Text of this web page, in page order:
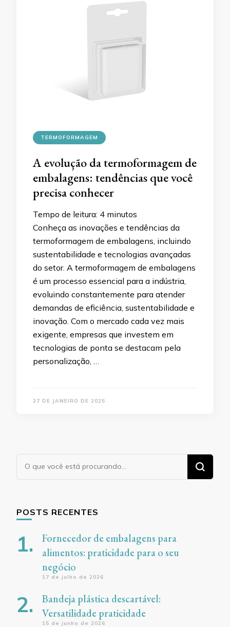
TERMOFORMAGEM
A evolução da termoformagem de
embalagens: tendências que você
precisa conhecer
Tempo de leitura: 4 minutos
Conheça as inovações e tendências da
termoformagem de embalagens, incluindo
sustentabilidade e tecnologias avançadas
do setor. A termoformagem de embalagens
é um processo essencial para a indústria,
evoluindo constantemente para atender
demandas de eficiência, sustentabilidade e
inovação. Com o mercado cada vez mais
exigente, empresas que investem em
tecnologias de ponta se destacam pela
personalização, …
27 DE JANEIRO DE 2025
Procurando
algo?
POSTS RECENTES
Fornecedor de embalagens para
alimentos: praticidade para o seu
negócio
17 de julho de 2026
Bandeja plástica descartável:
Versatilidade praticidade
15 de junho de 2026